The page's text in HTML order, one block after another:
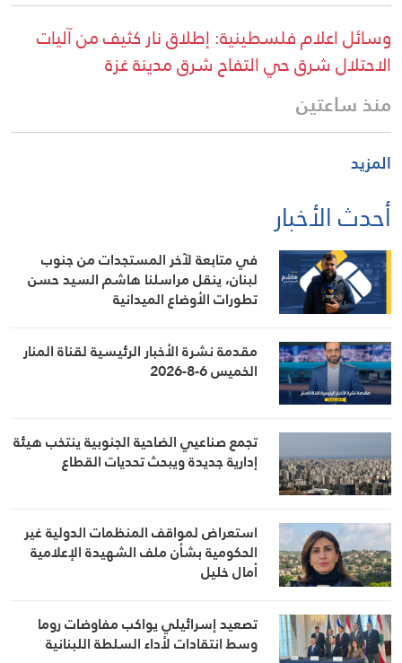
وسائل اعلام فلسطينية: إطلاق نار كثيف من آليات
الاحتلال شرق حي التفاح شرق مدينة غزة
منذ ساعتين
المزيد
أحدث الأخبار
في متابعة لآخر المستجدات من جنوب
لبنان، ينقل مراسلنا هاشم السيد حسن
تطورات الأوضاع الميدانية
مقدمة نشرة الأخبار الرئيسية لقناة المنار
الخميس 6-8-2026
تجمع صناعيي الضاحية الجنوبية ينتخب هيئة
إدارية جديدة ويبحث تحديات القطاع
استعراض لمواقف المنظمات الدولية غير
الحكومية بشأن ملف الشهيدة الإعلامية
أمال خليل
تصعيد إسرائيلي يواكب مفاوضات روما
وسط انتقادات لأداء السلطة اللبنانية